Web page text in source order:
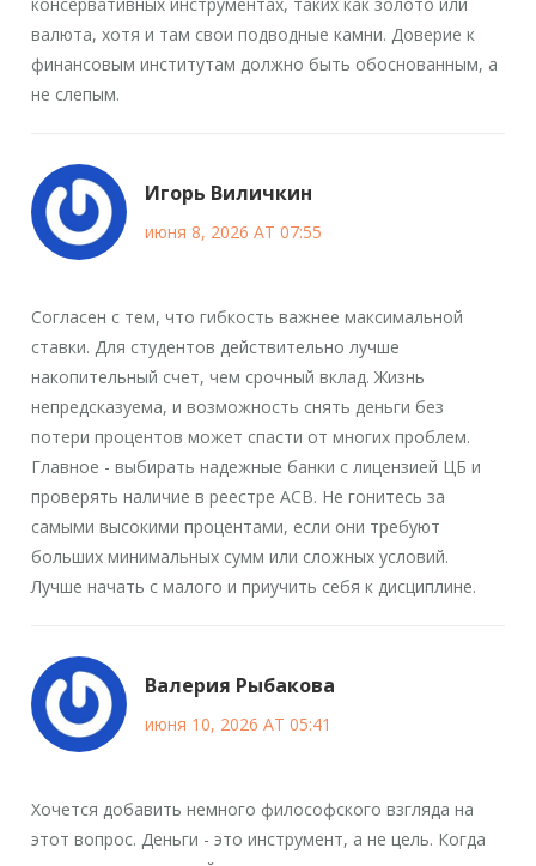
валюта, хотя и там свои подводные камни. Доверие к
финансовым институтам должно быть обоснованным, а
не слепым.
Игорь Виличкин
июня 8, 2026 AT 07:55
Согласен с тем, что гибкость важнее максимальной
ставки. Для студентов действительно лучше
накопительный счет, чем срочный вклад. Жизнь
непредсказуема, и возможность снять деньги без
потери процентов может спасти от многих проблем.
Главное - выбирать надежные банки с лицензией ЦБ и
проверять наличие в реестре АСВ. Не гонитесь за
самыми высокими процентами, если они требуют
больших минимальных сумм или сложных условий.
Лучше начать с малого и приучить себя к дисциплине.
Валерия Рыбакова
июня 10, 2026 AT 05:41
Хочется добавить немного философского взгляда на
этот вопрос. Деньги - это инструмент, а не цель. Когда